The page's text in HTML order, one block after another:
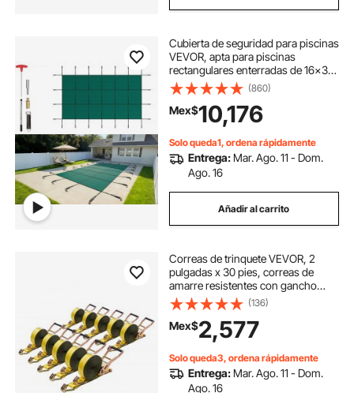
Cubierta de seguridad para piscinas
VEVOR, apta para piscinas
rectangulares enterradas de 16x30
pies, cubierta de seguridad con
orificios de drenaje, cubierta de
malla sólida para piscinas, cubierta
de seguridad de invierno, color
verde.
(860)
Mex$10,176
Solo queda1, ordena rápidamente
Entrega: Mar. Ago. 11 - Dom.
Ago. 16
Añadir al carrito
Correas de trinquete VEVOR, 2
pulgadas x 30 pies, correas de
amarre resistentes con gancho
doble en J, resistencia a la rotura de
10,000 libras, trinquete de amarre
para mudanzas, remolques,
motocicletas, kayaks, techo de
automóvil, paquete de 10
(136)
Mex$2,577
Solo queda3, ordena rápidamente
Entrega: Mar. Ago. 11 - Dom.
Ago. 16